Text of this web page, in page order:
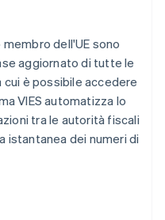
dell'UE sono
aggiornato di tutte le
cui è possibile accedere
VIES automatizza lo
tra le autorità fiscali
istantanea dei numeri di